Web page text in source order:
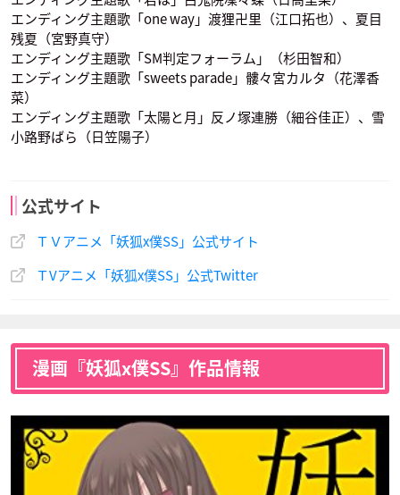
エンディング主題歌「one way」渡狸卍里（江口拓也）、夏目
残夏（宮野真守）
エンディング主題歌「SM判定フォーラム」（杉田智和）
エンディング主題歌「sweets parade」髏々宮カルタ（花澤香
菜）
エンディング主題歌「太陽と月」反ノ塚連勝（細谷佳正）、雪
小路野ばら（日笠陽子）
公式サイト
ＴＶアニメ「妖狐x僕SS」公式サイト
ＴVアニメ「妖狐x僕SS」公式Twitter
漫画『妖狐x僕SS』作品情報